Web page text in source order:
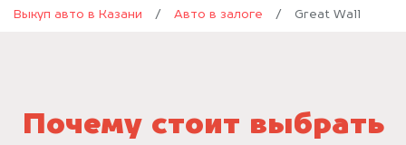
Выкуп авто в Казани / Авто в залоге / Great Wall
Почему стоит выбрать